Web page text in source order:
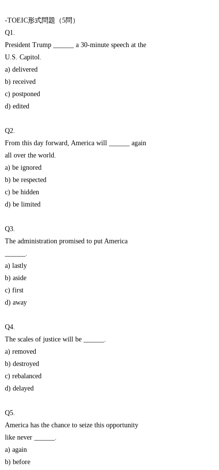
-TOEIC形式問題（5問）
Q1.
President Trump ______ a 30-minute speech at the
U.S. Capitol.
a) delivered
b) received
c) postponed
d) edited
Q2.
From this day forward, America will ______ again
all over the world.
a) be ignored
b) be respected
c) be hidden
d) be limited
Q3.
The administration promised to put America
______.
a) lastly
b) aside
c) first
d) away
Q4.
The scales of justice will be ______.
a) removed
b) destroyed
c) rebalanced
d) delayed
Q5.
America has the chance to seize this opportunity
like never ______.
a) again
b) before